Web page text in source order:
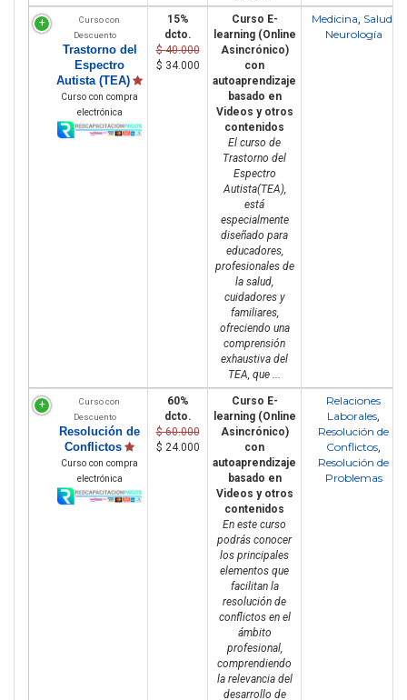
Curso con
Descuento
Trastorno del
Espectro
Autista (TEA)
Curso con compra
electrónica
15%
dcto.
$ 40.000
$ 34.000
Curso E-
learning (Online
Asincrónico)
con
autoaprendizaje
basado en
Videos y otros
contenidos
El curso de
Trastorno del
Espectro
Autista(TEA),
está
especialmente
diseñado para
educadores,
profesionales de
la salud,
cuidadores y
familiares,
ofreciendo una
comprensión
exhaustiva del
TEA, que ...
Medicina, Salud
Neurología
Curso con
Descuento
Resolución de
Conflictos
Curso con compra
electrónica
60%
dcto.
$ 60.000
$ 24.000
Curso E-
learning (Online
Asincrónico)
con
autoaprendizaje
basado en
Videos y otros
contenidos
En este curso
podrás conocer
los principales
elementos que
facilitan la
resolución de
conflictos en el
ámbito
profesional,
comprendiendo
la relevancia del
desarrollo de
Relaciones
Laborales,
Resolución de
Conflictos,
Resolución de
Problemas